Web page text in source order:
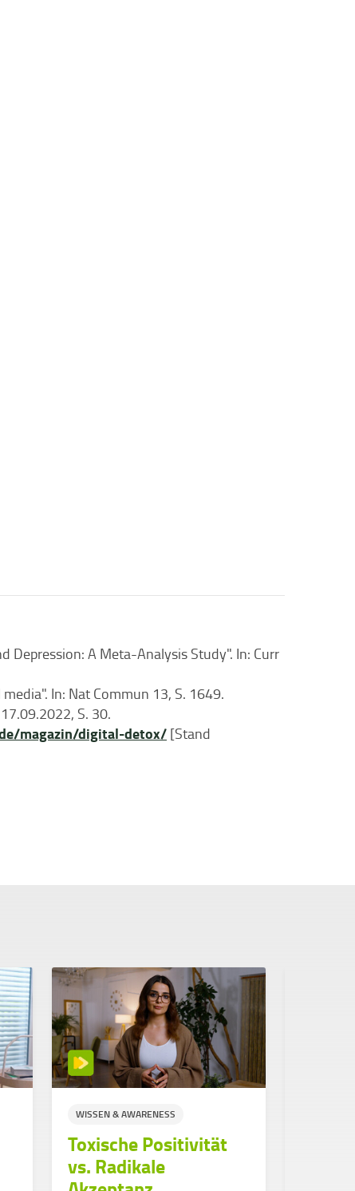
Depression: A Meta-Analysis Study". In: Curr
In: Nat Commun 13, S. 1649.
S. 30.
magazin/digital-detox/ [Stand
WISSEN & AWARENESS
Toxische Positivität
vs. Radikale